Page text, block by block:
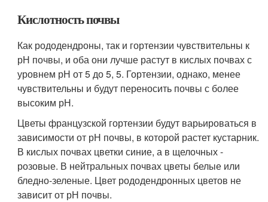
Кислотность почвы
Как рододендроны, так и гортензии чувствительны к
рН почвы, и оба они лучше растут в кислых почвах с
уровнем рН от 5 до 5, 5. Гортензии, однако, менее
чувствительны и будут переносить почвы с более
высоким рН.
Цветы французской гортензии будут варьироваться в
зависимости от рН почвы, в которой растет кустарник.
В кислых почвах цветки синие, а в щелочных -
розовые. В нейтральных почвах цветы белые или
бледно-зеленые. Цвет рододендронных цветов не
зависит от рН почвы.